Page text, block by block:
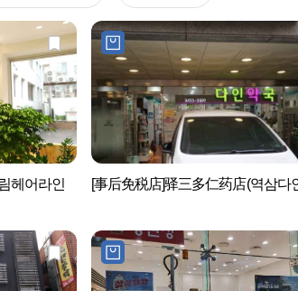
헤어라인
[事后免税店]驿三多仁药店(역삼다